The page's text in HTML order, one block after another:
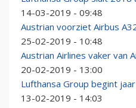
14-03-2019 - 09:48
Austrian voorziet Airbus
25-02-2019 - 10:48
Austrian Airlines vaker van
20-02-2019 - 13:00
Lufthansa Group begint
13-02-2019 - 14:03